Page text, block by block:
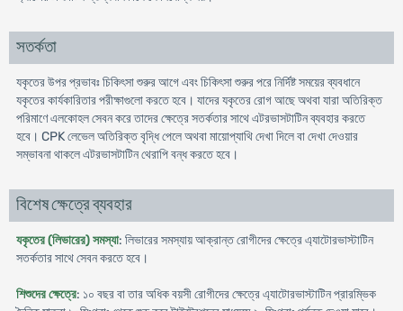
সতর্কতা
যকৃতের উপর প্রভাবঃ চিকিৎসা শুরুর আগে এবং চিকিৎসা শুরুর পরে নির্দিষ্ট সময়ের ব্যবধানে
যকৃতের কার্যকারিতার পরীক্ষাগুলো করতে হবে। যাদের যকৃতের রোগ আছে অথবা যারা অতিরিক্ত
পরিমাণে এলকোহল সেবন করে তাদের ক্ষেত্রে সতর্কতার সাথে এটরভাসটাটিন ব্যবহার করতে
হবে। CPK লেভেল অতিরিক্ত বৃদ্ধি পেলে অথবা মায়োপ্যাথি দেখা দিলে বা দেখা দেওয়ার
সম্ভাবনা থাকলে এটরভাসটাটিন থেরাপি বন্ধ করতে হবে।
বিশেষ ক্ষেত্রে ব্যবহার
যকৃতের (লিভারের) সমস্যা: লিভারের সমস্যায় আক্রান্ত রোগীদের ক্ষেত্রে এ্যাটোরভাস্টাটিন
সতর্কতার সাথে সেবন করতে হবে।
শিশুদের ক্ষেত্রে: ১০ বছর বা তার অধিক বয়সী রোগীদের ক্ষেত্রে এ্যাটোরভাস্টাটিন প্রারম্ভিক